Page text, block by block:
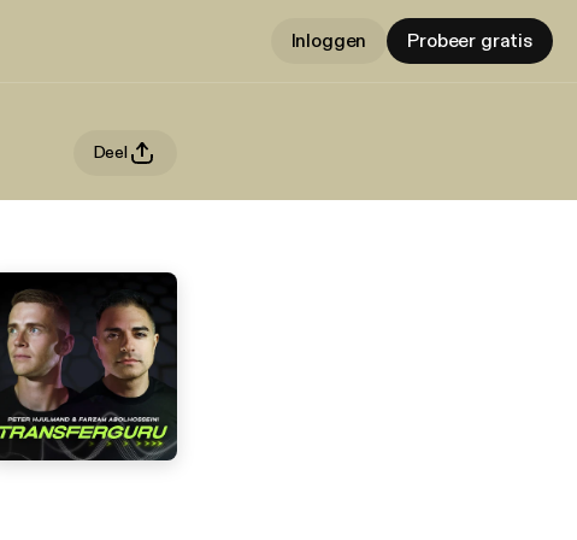
Inloggen Probeer gratis
Deel